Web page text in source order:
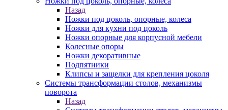
Назад
Ножки под цоколь, опорные, колеса
Ножки для кухни под цоколь
Ножки опорные для корпусной мебели
Колесные опоры
Ножки декоративные
Подпятники
Клипсы и защелки для крепления цоколя
Системы трансформации столов, механизмы
поворота
Назад